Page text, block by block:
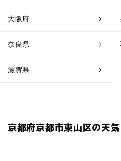
大阪府
奈良県
滋賀県
京都府京都市東山区の天気